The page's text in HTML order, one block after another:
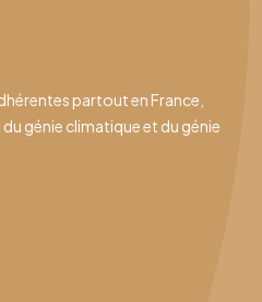
partout en France,
génie climatique et du génie